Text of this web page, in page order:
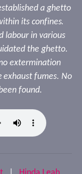
a ghetto
its confines.
labour in various
the ghetto.
extermination
exhaust fumes. No
found.